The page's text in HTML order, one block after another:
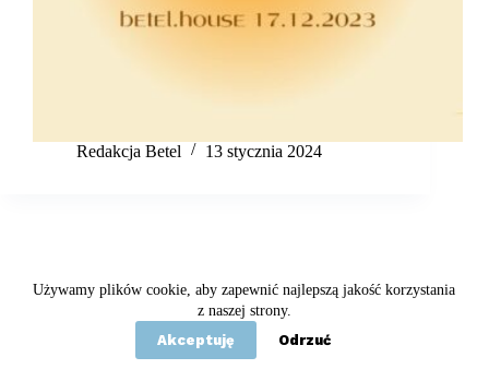
Używamy plików cookie, aby zapewnić najlepszą jakość korzystania
z naszej strony.
Akceptuję
Odrzuć
Redakcja Betel 13 stycznia 2024
Copyright © 2020 - 2026 Betel